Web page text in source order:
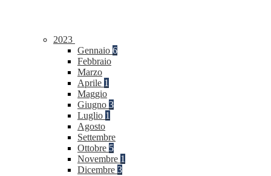
2023
Gennaio 6
Febbraio
Marzo
Aprile 1
Maggio
Giugno 3
Luglio 1
Agosto
Settembre
Ottobre 5
Novembre 1
Dicembre 3